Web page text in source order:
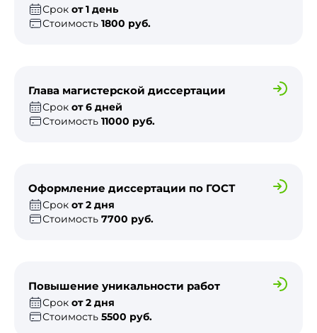
Срок от 1 день
Стоимость 1800 руб.
Глава магистерской диссертации
Срок от 6 дней
Стоимость 11000 руб.
Оформление диссертации по ГОСТ
Срок от 2 дня
Стоимость 7700 руб.
Повышение уникальности работ
Срок от 2 дня
Стоимость 5500 руб.